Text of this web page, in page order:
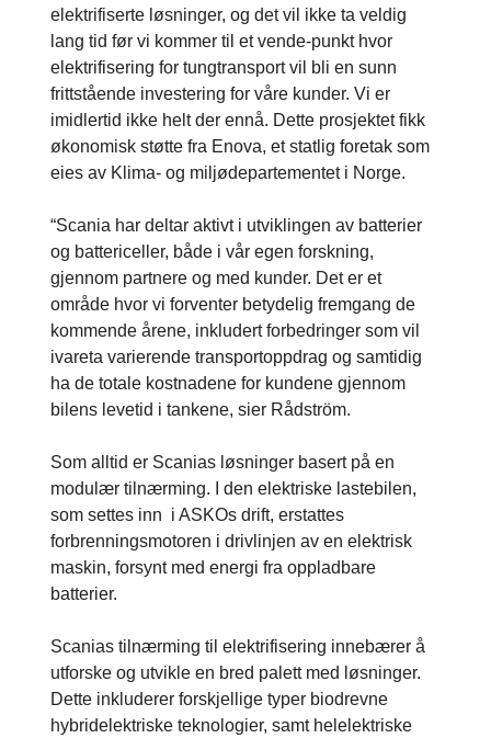
elektrifiserte løsninger, og det vil ikke ta veldig
lang tid før vi kommer til et vende-punkt hvor
elektrifisering for tungtransport vil bli en sunn
frittstående investering for våre kunder. Vi er
imidlertid ikke helt der ennå. Dette prosjektet fikk
økonomisk støtte fra Enova, et statlig foretak som
eies av Klima- og miljødepartementet i Norge.
“Scania har deltar aktivt i utviklingen av batterier
og battericeller, både i vår egen forskning,
gjennom partnere og med kunder. Det er et
område hvor vi forventer betydelig fremgang de
kommende årene, inkludert forbedringer som vil
ivareta varierende transportoppdrag og samtidig
ha de totale kostnadene for kundene gjennom
bilens levetid i tankene, sier Rådström.
Som alltid er Scanias løsninger basert på en
modulær tilnærming. I den elektriske lastebilen,
som settes inn i ASKOs drift, erstattes
forbrenningsmotoren i drivlinjen av en elektrisk
maskin, forsynt med energi fra oppladbare
batterier.
Scanias tilnærming til elektrifisering innebærer å
utforske og utvikle en bred palett med løsninger.
Dette inkluderer forskjellige typer biodrevne
hybridelektriske teknologier, samt helelektriske